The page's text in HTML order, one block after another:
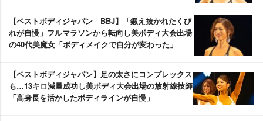
【ベストボディジャパン BBJ】「鍛え抜かれたくび
れが自慢」フルマラソンから転向し美ボディ大会出場
の40代美魔女「ボディメイクで自分が変わった」
【ベストボディジャパン】足の太さにコンプレックス
も…13キロ減量成功し美ボディ大会出場の放射線技師
「高身長を活かしたボディラインが自慢」